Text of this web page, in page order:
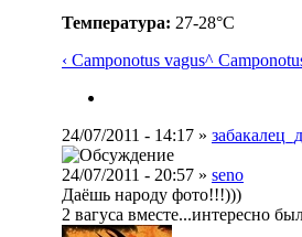
Температура: 27-28°C
‹ Camponotus vagus^
24/07/2011 - 14:17 »
24/07/2011 - 20:57 » seno
Даёшь народу фото!!!)))
2 вагуса вместе...интересно